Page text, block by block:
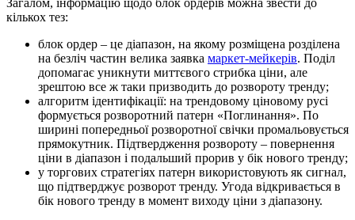
Загалом, інформацію щодо блок ордерів можна звести до
кількох тез:
блок ордер – це діапазон, на якому розміщена розділена
на безліч частин велика заявка маркет-мейкерів. Поділ
допомагає уникнути миттєвого стрибка ціни, але
зрештою все ж таки призводить до розвороту тренду;
алгоритм ідентифікації: на трендовому ціновому русі
формується розворотний патерн «Поглинання». По
ширині попередньої розворотної свічки промальовується
прямокутник. Підтвердження розвороту – повернення
ціни в діапазон і подальший прорив у бік нового тренду;
у торгових стратегіях патерн використовують як сигнал,
що підтверджує розворот тренду. Угода відкривається в
бік нового тренду в момент виходу ціни з діапазону.